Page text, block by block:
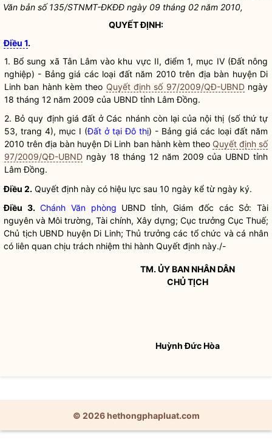
Văn bản số 135/STNMT-ĐKĐĐ ngày 09 tháng 02 năm 2010,
QUYẾT ĐỊNH:
Điều 1.
1. Bổ sung xã Tân Lâm vào khu vực II, điểm 1, mục IV (Đất nông
nghiệp) - Bảng giá các loại đất năm 2010 trên địa bàn huyện Di
Linh ban hành kèm theo Quyết định số 97/2009/QĐ-UBNDngày
18 tháng 12 năm 2009 của UBND tỉnh Lâm Đồng.
2. Bỏ quy định giá đất ở Các nhánh còn lại của nội thị (số thứ tự
53, trang 4), mục I (Đất ở tại Đô thị) - Bảng giá các loại đất năm
2010 trênđịa bàn huyện Di Linh ban hành kèm theo Quyết định số
97/2009/QĐ-UBND ngày 18 tháng 12 năm 2009 của UBND tỉnh
Lâm Đồng.
Điều 2. Quyết định này có hiệu lực sau 10 ngày kể từ ngày ký.
Điều 3. Chánh Văn phòng UBND tỉnh, Giám đốc các Sở: Tài
nguyên và Môi trường, Tài chính, Xây dựng; Cục trưởng Cục Thuế;
Chủ tịch UBND huyện Di Linh; Thủ trưởng các tổ chức và cá nhân
có liên quan chịu trách nhiệm thi hành Quyết định này./-
TM. ỦY BANNHÂN DÂN
CHỦ TỊCH
Huỳnh Đức Hòa
© 2026 hethongphapluat.com